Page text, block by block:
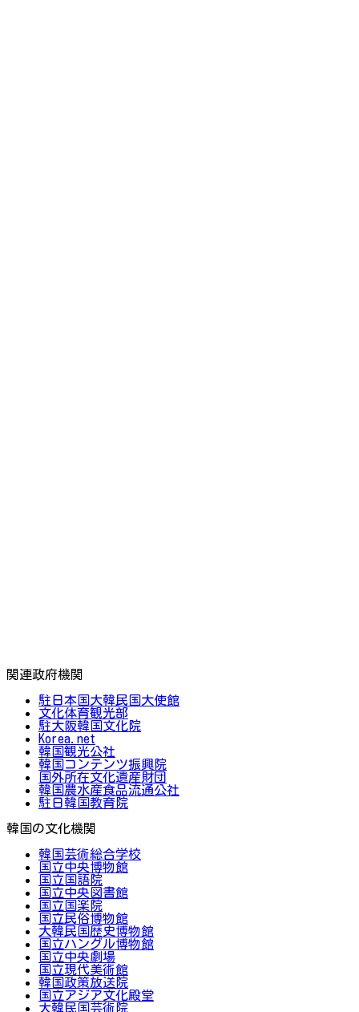
関連政府機関
駐日本国大韓民国大使館
文化体育観光部
駐大阪韓国文化院
Korea.net
韓国観光公社
韓国コンテンツ振興院
国外所在文化遺産財団
韓国農水産食品流通公社
駐日韓国教育院
韓国の文化機関
韓国芸術総合学校
国立中央博物館
国立国語院
国立中央図書館
国立国楽院
国立民俗博物館
大韓民国歴史博物館
国立ハングル博物館
国立中央劇場
国立現代美術館
韓国政策放送院
国立アジア文化殿堂
大韓民国芸術院